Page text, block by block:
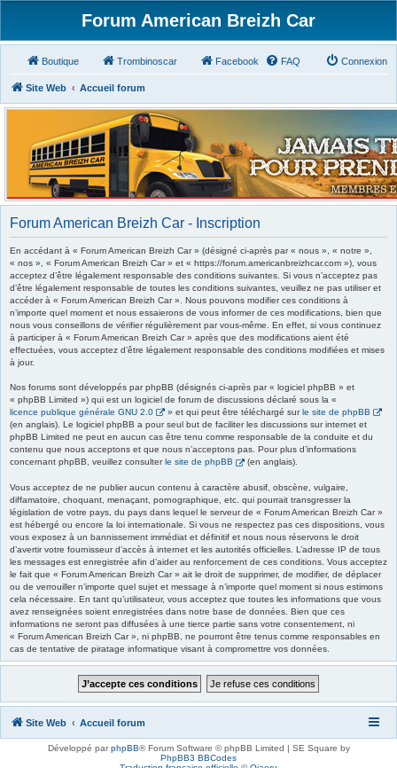
Forum American Breizh Car
Boutique Trombinoscar Facebook FAQ Connexion
Site Web Accueil forum
Forum American Breizh Car - Inscription
En accédant à « Forum American Breizh Car » (désigné ci-après par « nous », « notre »,
« nos », « Forum American Breizh Car » et « https://forum.americanbreizhcar.com »), vous
acceptez d’être légalement responsable des conditions suivantes. Si vous n’acceptez pas
d’être légalement responsable de toutes les conditions suivantes, veuillez ne pas utiliser et
accéder à « Forum American Breizh Car ». Nous pouvons modifier ces conditions à
n’importe quel moment et nous essaierons de vous informer de ces modifications, bien que
nous vous conseillons de vérifier régulièrement par vous-même. En effet, si vous continuez
à participer à « Forum American Breizh Car » après que des modifications aient été
effectuées, vous acceptez d’être légalement responsable des conditions modifiées et mises
à jour.
Nos forums sont développés par phpBB (désignés ci-après par « logiciel phpBB » et
« phpBB Limited ») qui est un logiciel de forum de discussions déclaré sous la «
licence publique générale GNU 2.0
» et qui peut être téléchargé surle site de phpBB
(en anglais). Le logiciel phpBB a pour seul but de faciliter les discussions sur internet et
phpBB Limited ne peut en aucun cas être tenu comme responsable de la conduite et du
contenu que nous acceptons et que nous n’acceptons pas. Pour plus d’informations
concernant phpBB, veuillez consulter le site de phpBB (en anglais).
Vous acceptez de ne publier aucun contenu à caractère abusif, obscène, vulgaire,
diffamatoire, choquant, menaçant, pornographique, etc. qui pourrait transgresser la
législation de votre pays, du pays dans lequel le serveur de « Forum American Breizh Car »
est hébergé ou encore la loi internationale. Si vous ne respectez pas ces dispositions, vous
vous exposez à un bannissement immédiat et définitif et nous nous réservons le droit
d’avertir votre fournisseur d’accès à internet et les autorités officielles. L’adresse IP de tous
les messages est enregistrée afin d’aider au renforcement de ces conditions. Vous acceptez
le fait que « Forum American Breizh Car » ait le droit de supprimer, de modifier, de déplacer
ou de verrouiller n’importe quel sujet et message à n’importe quel moment si nous estimons
cela nécessaire. En tant qu’utilisateur, vous acceptez que toutes les informations que vous
avez renseignées soient enregistrées dans notre base de données. Bien que ces
informations ne seront pas diffusées à une tierce partie sans votre consentement, ni
« Forum American Breizh Car », ni phpBB, ne pourront être tenus comme responsables en
cas de tentative de piratage informatique visant à compromettre vos données.
Site Web Accueil forum
Développé parphpBB® Forum Software © phpBB Limited | SE Square by
PhpBB3 BBCodes